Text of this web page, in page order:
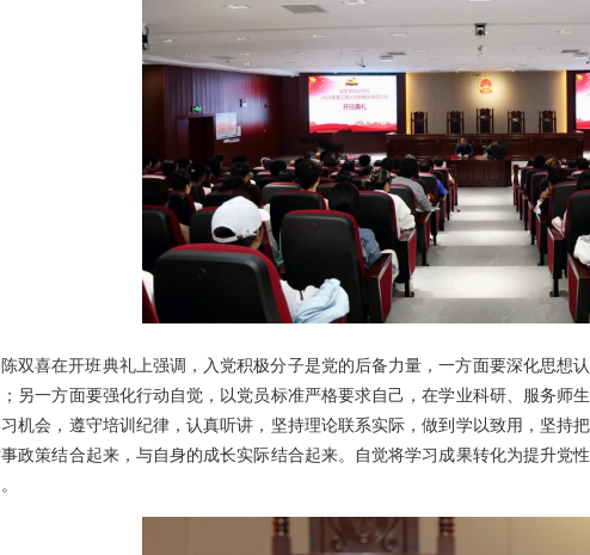
陈双喜在开班典礼上强调，入党积极分子是党的后备力量，一方面要深化思想
另一方面要强化行动自觉，以党员标准严格要求自己，在学业科研、服务师
机会，遵守培训纪律，认真听讲，坚持理论联系实际，做到学以致用，坚持
政策结合起来，与自身的成长实际结合起来。自觉将学习成果转化为提升党